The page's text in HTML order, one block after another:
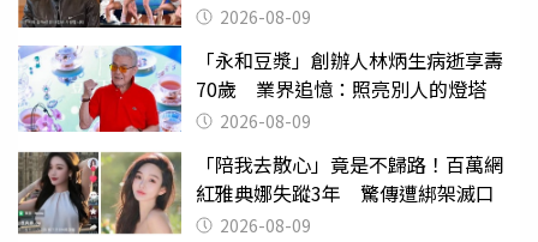
2026-08-09
「永和豆漿」創辦人林炳生病逝享壽
70歲 業界追憶：照亮別人的燈塔
2026-08-09
「陪我去散心」竟是不歸路！百萬網
紅雅典娜失蹤3年 驚傳遭綁架滅口
2026-08-09